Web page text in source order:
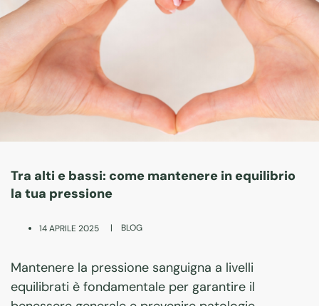
Tra alti e bassi: come mantenere in equilibrio
la tua pressione
14 APRILE 2025 | BLOG
Mantenere la pressione sanguigna a livelli
equilibrati è fondamentale per garantire il